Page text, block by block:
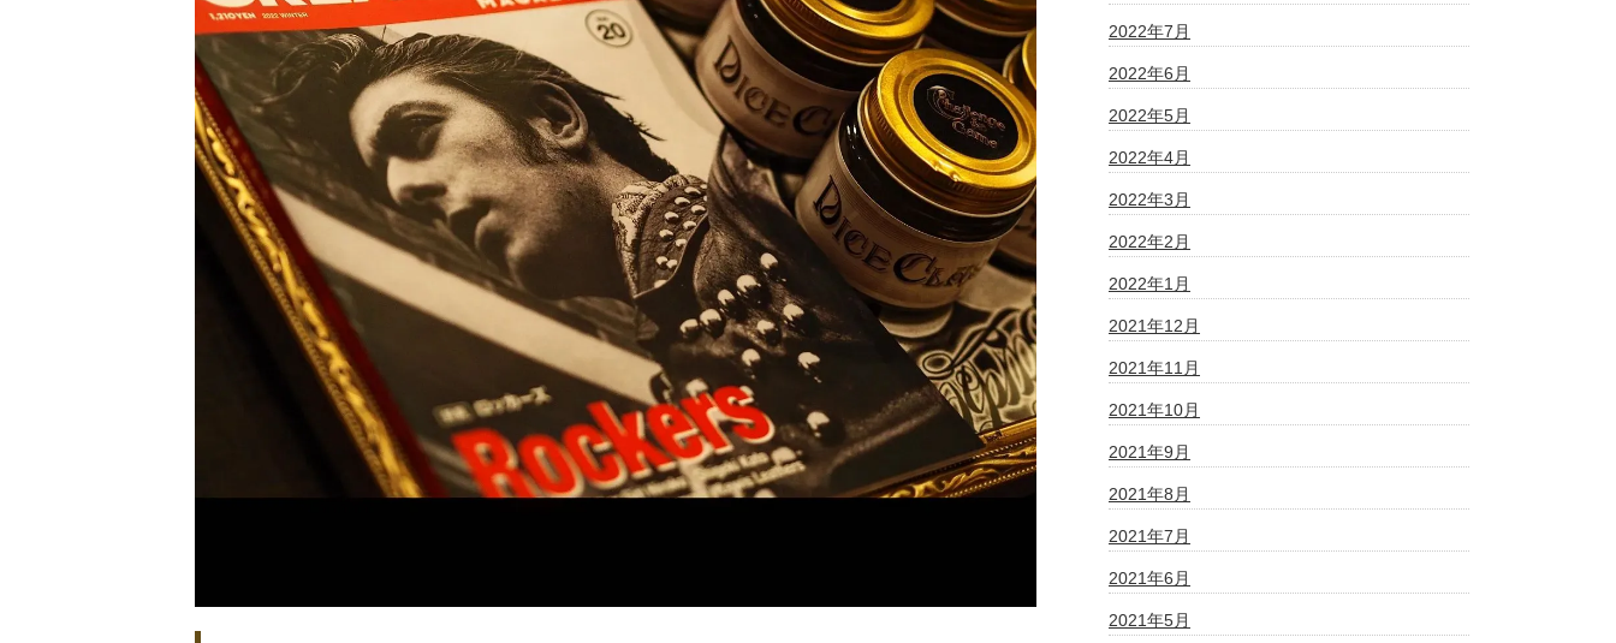
2022年7月
2022年6月
2022年5月
2022年4月
2022年3月
2022年2月
2022年1月
2021年12月
2021年11月
2021年10月
2021年9月
2021年8月
2021年7月
2021年6月
2021年5月